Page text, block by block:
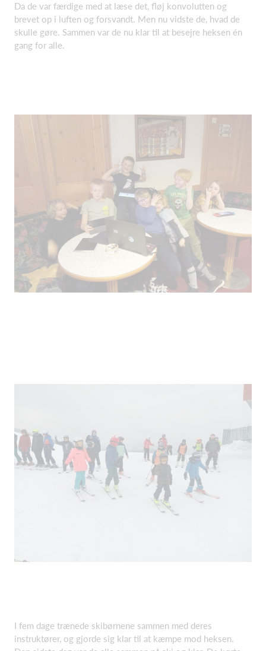
Da de var færdige med at læse det, fløj konvolutten og
brevet op i luften og forsvandt. Men nu vidste de, hvad de
skulle gøre. Sammen var de nu klar til at besejre heksen én
gang for alle.
I fem dage trænede skibørnene sammen med deres
instruktører, og gjorde sig klar til at kæmpe mod heksen.